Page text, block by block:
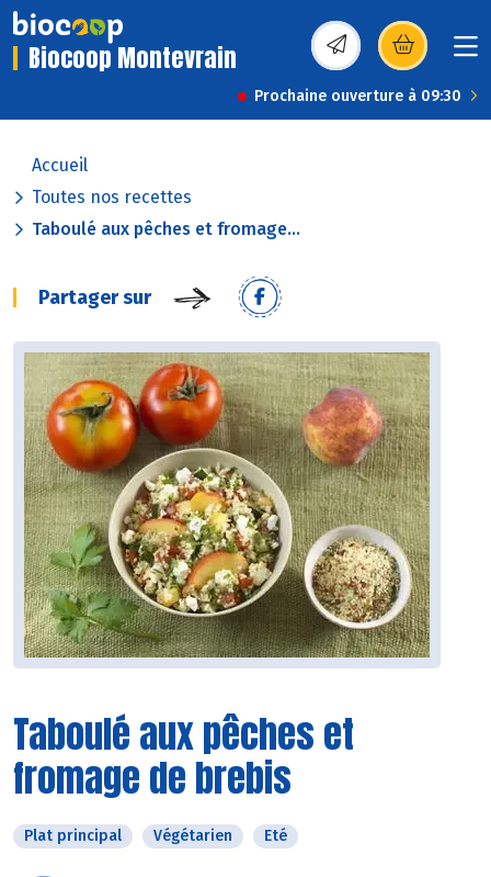
Biocoop Montevrain (s’ouvre dans une
Prochaine ouverture à 09:30
Accueil
Toutes nos recettes
Taboulé aux pêches et fromage...
Partager sur
Taboulé aux pêches et
fromage de brebis
Plat principal Végétarien Eté